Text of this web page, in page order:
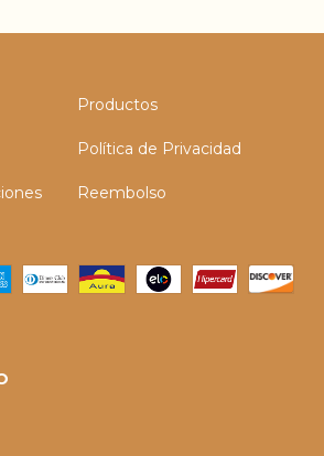
Productos
Política de Privacidad
Reembolso